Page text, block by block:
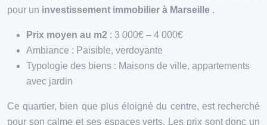
pour un investissement immobilier à Marseille .
Prix moyen au m2 : 3 000€ – 4 000€
Ambiance : Paisible, verdoyante
Typologie des biens : Maisons de ville, appartements
avec jardin
Ce quartier, bien que plus éloigné du centre, est recherché
pour son calme et ses espaces verts. Les prix sont donc un